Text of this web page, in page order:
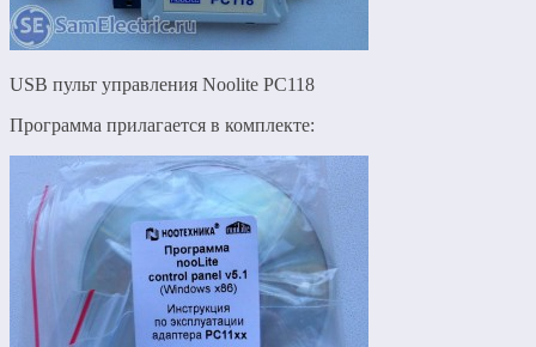
USB пульт управления Noolite PC118
Программа прилагается в комплекте: